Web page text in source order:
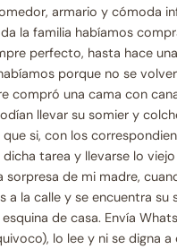
armario y cómoda
la familia habíamos
perfecto, hasta hace
porque no se
compró una cama con
llevar su somier y
que si, con los
tarea y llevarse lo
sorpresa de mi madre,
la calle y se encuentra su
de casa. Envía
lo lee y ni se digna